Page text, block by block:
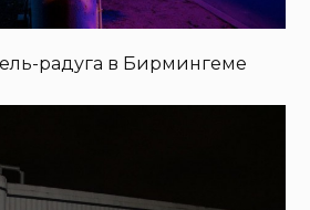
радуга в Бирмингеме